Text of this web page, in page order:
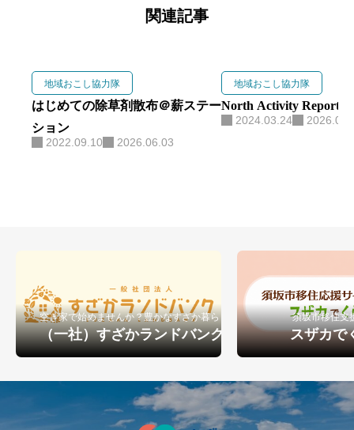
峰の原高原を拠点に、生ハムブラ
おこし協力隊の経験を活かし、
食・観光・森林を軸に地域づくり
に取り組んでいます。
関連記事
地域おこし協力隊
はじめての除草剤散布＠薪ステー
ション
2022.09.10 2026.06.03
地域おこし協力隊
North Activity Report
2024.03.24
空き家で始めませんか？豊かなすざか暮らし
（一社）すざかランドバンク
須坂市移住支
スザカで